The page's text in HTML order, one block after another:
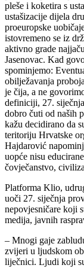
pleše i koketira s
ustašizacije dijela
proeuropske
istovremeno se iz
aktivno grade
Jasenovac. Kad
spominjemo:
obilježavanja
je čija, a ne
definiciji, 27.
dobro čuti od naših
kažu decidirano da
teritoriju Hrvatske
Hajdarović
uopće nisu
čovječanstvo,
Platforma Klio,
uoči 27. siječnja
nepovjesničare koji
medija, javnih
– Mnogi gaje
zvijeri u ljudskom
liječnici. Ljudi koji